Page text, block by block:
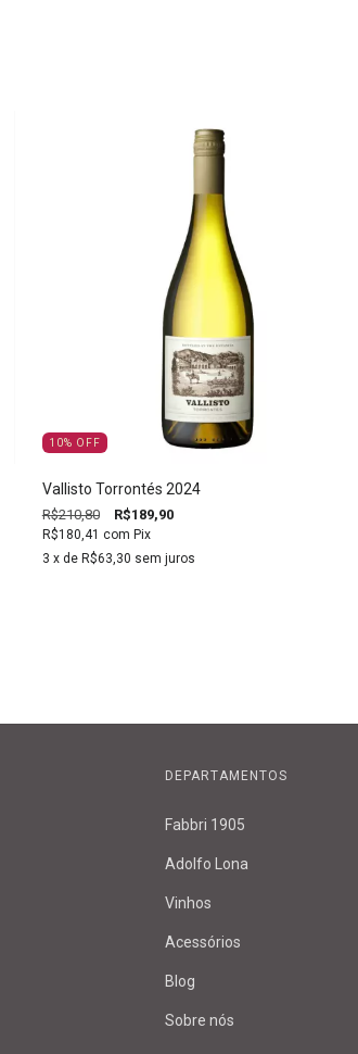
10% OFF
Vallisto Torrontés 2024
R$210,80 R$189,90
R$180,41 com Pix
3 x de R$63,30 sem juros
DEPARTAMENTOS
Fabbri 1905
Adolfo Lona
Vinhos
Acessórios
Blog
Sobre nós